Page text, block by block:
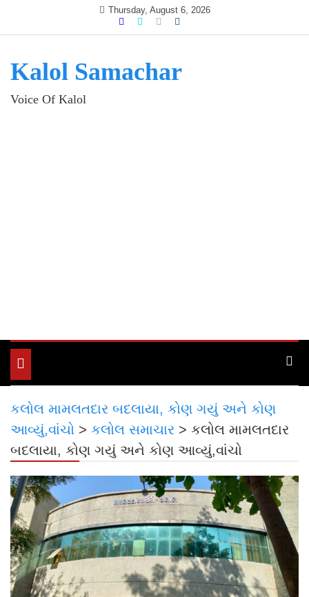
Thursday, August 6, 2026
Kalol Samachar
Voice Of Kalol
Toggle
navigation
કલોલ મામલતદાર બદલાયા, કોણ ગયું અને કોણ
આવ્યું,વાંચો > કલોલ સમાચાર > કલોલ મામલતદાર
બદલાયા, કોણ ગયું અને કોણ આવ્યું,વાંચો